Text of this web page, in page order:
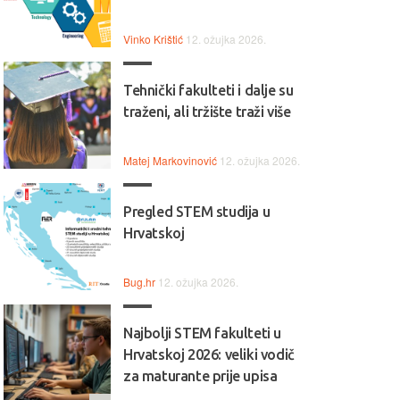
industrijski dizajn.
KARDON
ONE DUO MKIII
Hi-Fi zvucnik sa premium
dizajnom, Wi-Fi,
Chromecast, Google
kontrole na dodir,
40W, mogucnost
Pravi britanski audiofilski
Kompaktni 2-smjerni Hi-Fi
SEAS visokotoncem pruža
prirodan, detaljan zvuk i širok
frekvencijski raspon od 40 Hz
25 kHz. Elegantna završna
Vinko Krištić 12. ožujka 2026.
Tehnički fakulteti i dalje su
traženi, ali tržište traži više
Matej Markovinović 12. ožujka 2026.
Pregled STEM studija u
Hrvatskoj
Bug.hr 12. ožujka 2026.
Najbolji STEM fakulteti u
Hrvatskoj 2026: veliki vodič
za maturante prije upisa